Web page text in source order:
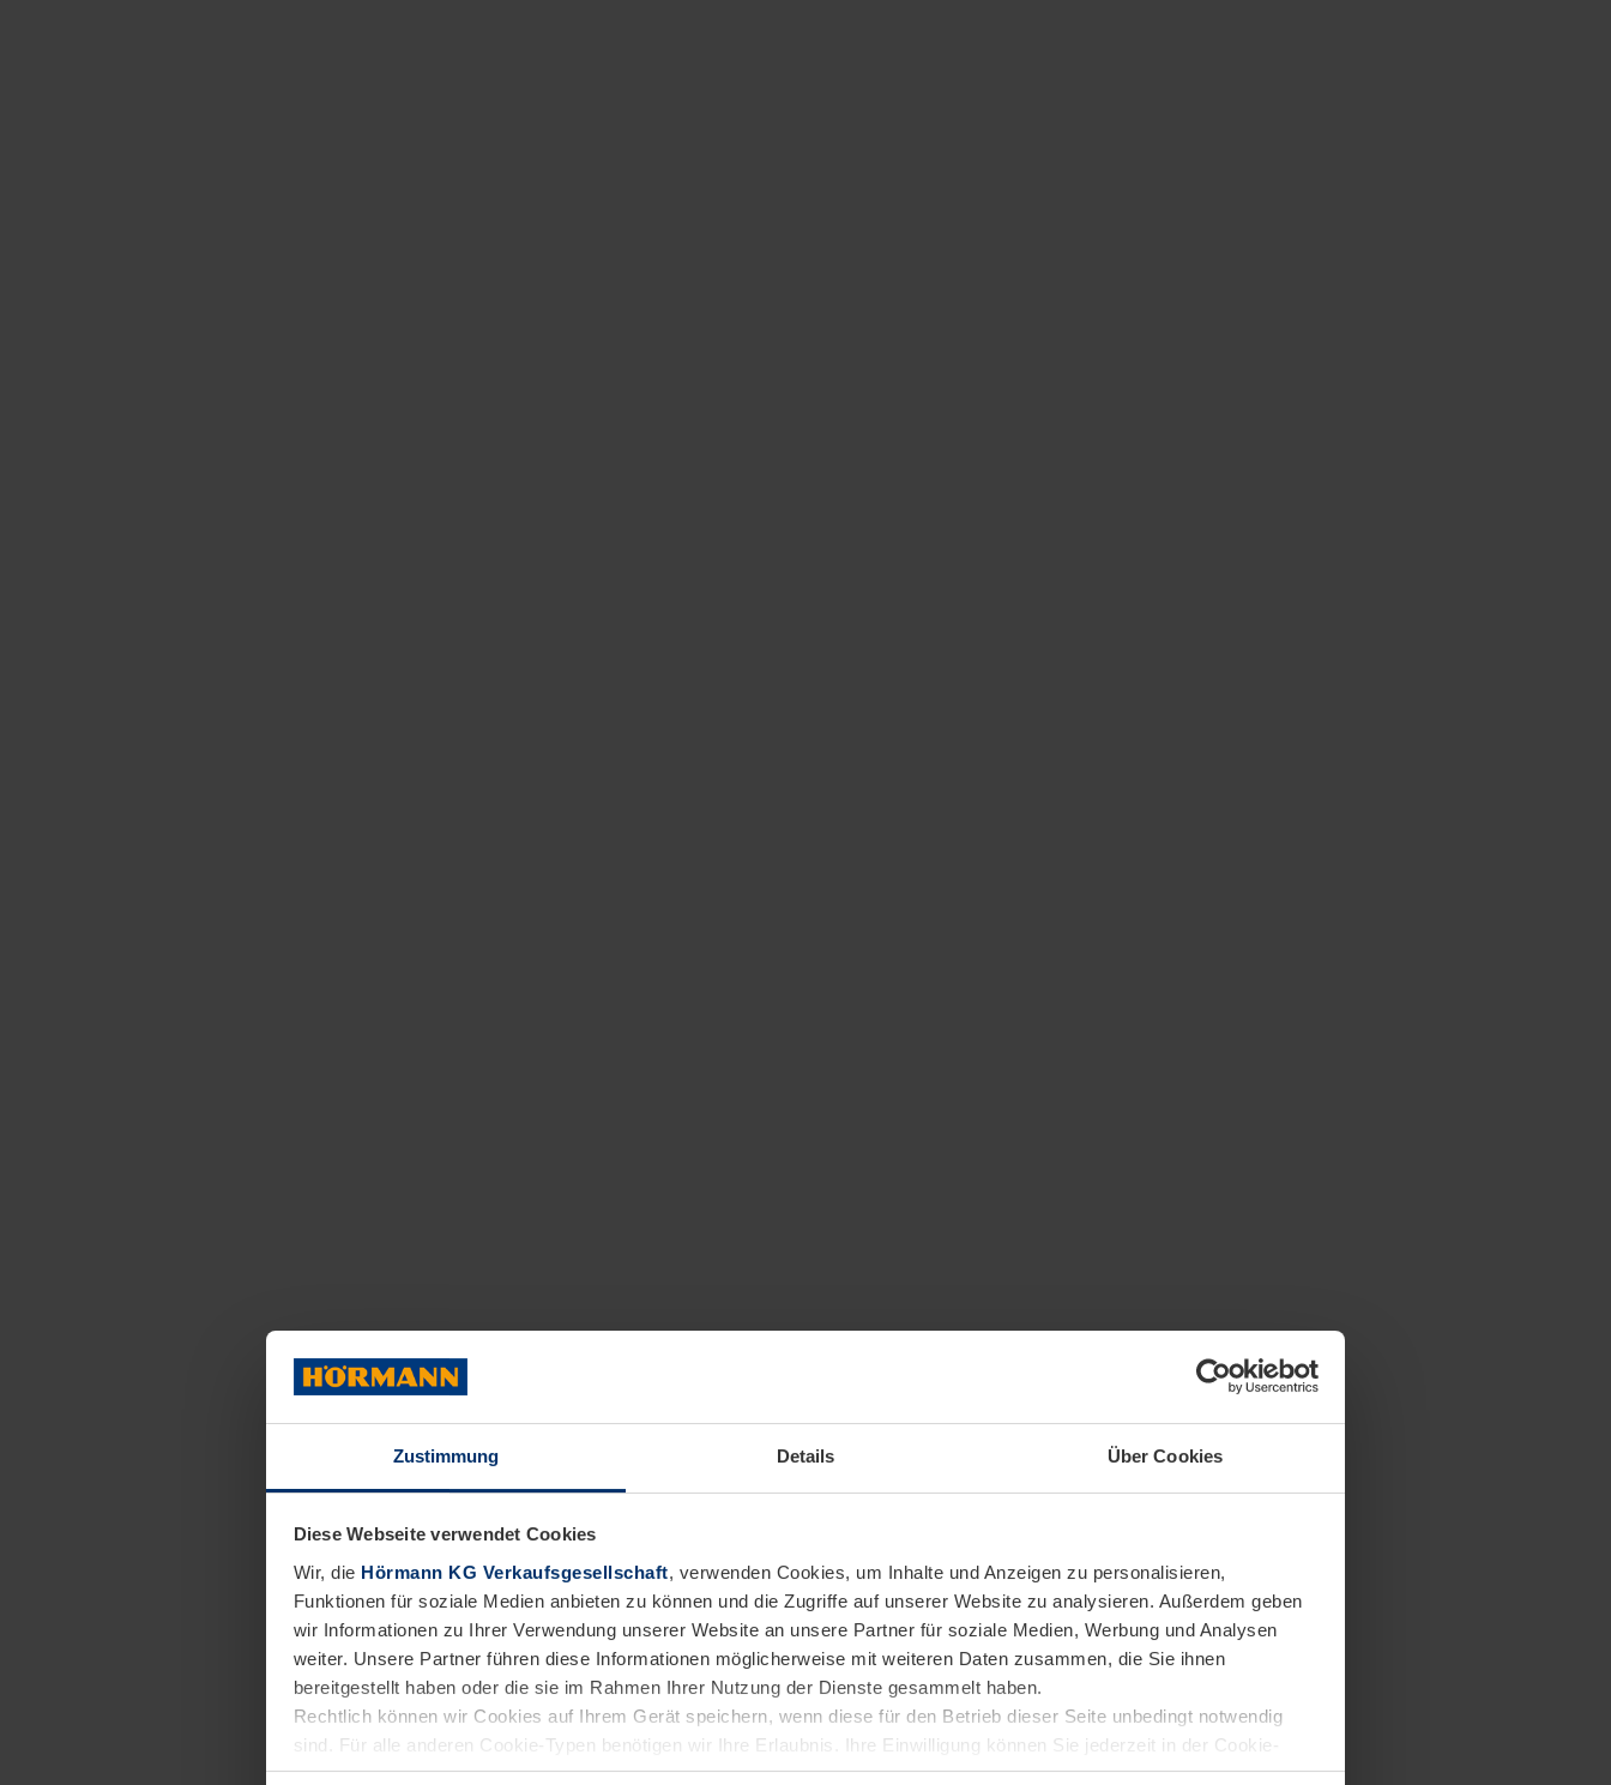
Zustimmung Details Über Cookies
Diese Webseite verwendet Cookies
Wir, die Hörmann KG Verkaufsgesellschaft, verwenden Cookies, um Inhalte und Anzeigen zu personalisieren,
Funktionen für soziale Medien anbieten zu können und die Zugriffe auf unserer Website zu analysieren. Außerdem geben
wir Informationen zu Ihrer Verwendung unserer Website an unsere Partner für soziale Medien, Werbung und Analysen
weiter. Unsere Partner führen diese Informationen möglicherweise mit weiteren Daten zusammen, die Sie ihnen
bereitgestellt haben oder die sie im Rahmen Ihrer Nutzung der Dienste gesammelt haben.
Rechtlich können wir Cookies auf Ihrem Gerät speichern, wenn diese für den Betrieb dieser Seite unbedingt notwendig
sind. Für alle anderen Cookie-Typen benötigen wir Ihre Erlaubnis. Ihre Einwilligung können Sie jederzeit in der Cookie-
Erläuterung auf der SeiteDatenschutzerklärungunserer Website ändern oder widerrufen.